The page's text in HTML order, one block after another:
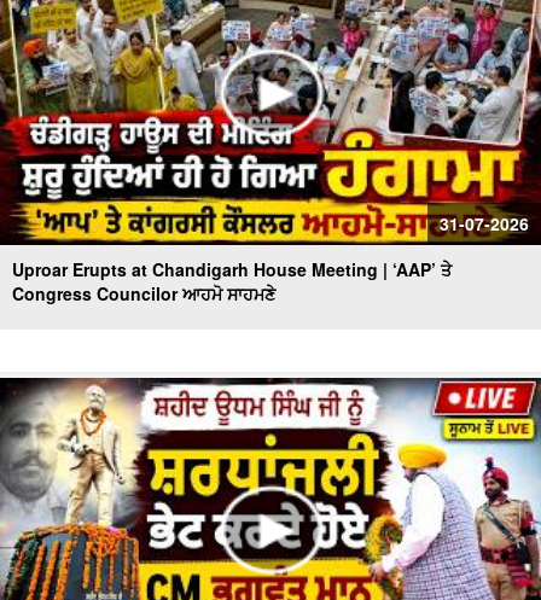
31-07-2026
Uproar Erupts at Chandigarh House Meeting | ‘AAP’ ਤੇ
Congress Councilor ਆਹਮੋ ਸਾਹਮਣੇ